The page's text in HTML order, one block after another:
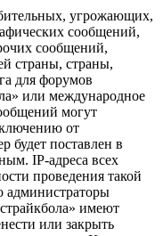
угрожающих,
сообщений,
сообщений,
страны, страны,
для форумов
или международное
могут
от
будет поставлен в
IP-адреса всех
проведения такой
администраторы
имеют
или закрыть